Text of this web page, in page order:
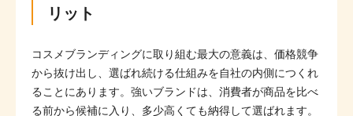
リット
コスメブランディングに取り組む最大の意義は、価格競争
から抜け出し、選ばれ続ける仕組みを自社の内側につくれ
ることにあります。強いブランドは、消費者が商品を比べ
る前から候補に入り、多少高くても納得して選ばれます。